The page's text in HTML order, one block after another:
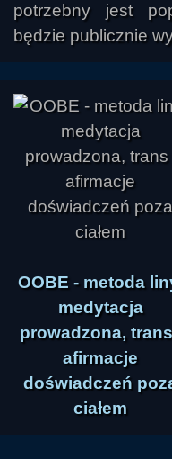
potrzebny jest
będzie publicznie
OOBE - metoda
medytacja
prowadzona,
afirmacje
doświadczeń
ciałem